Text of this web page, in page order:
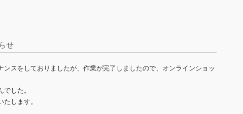
せ
スをしておりましたが、作業が完了しましたので、オンラインショッ
した。
します。